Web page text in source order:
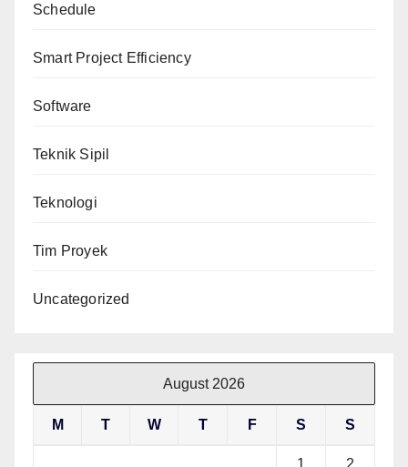
Schedule
Smart Project Efficiency
Software
Teknik Sipil
Teknologi
Tim Proyek
Uncategorized
August 2026
M T W T F S S